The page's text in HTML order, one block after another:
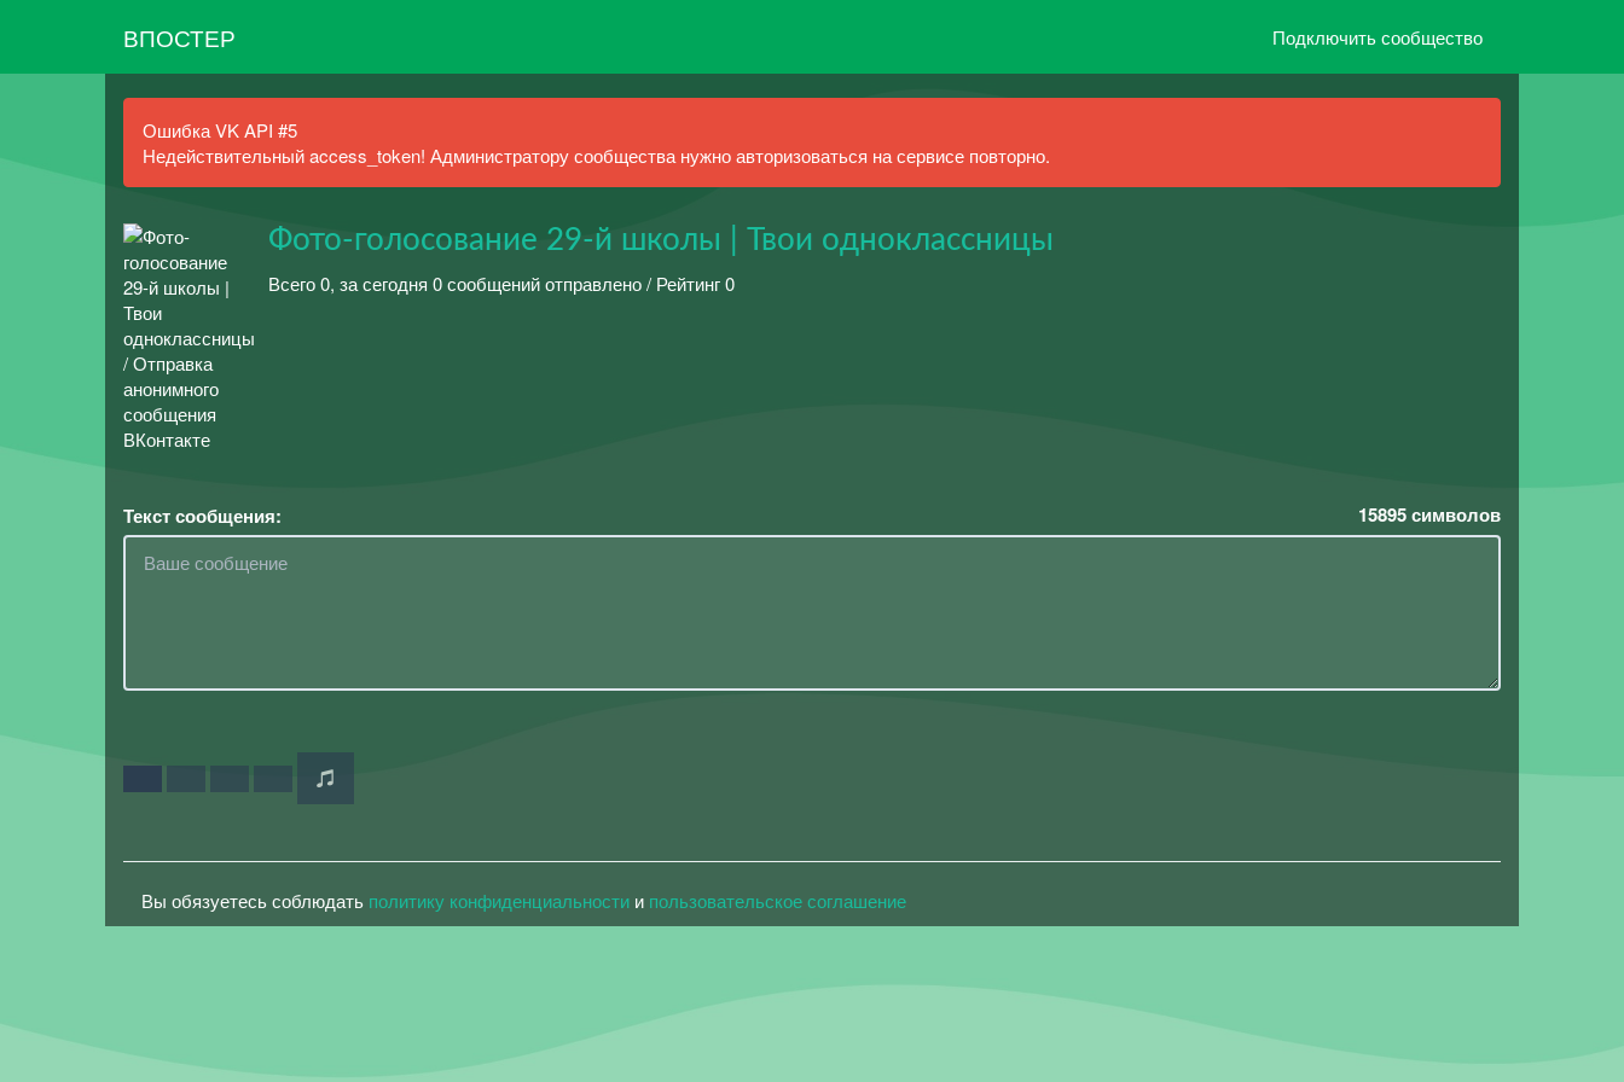
ВПОСТЕР Подключить сообщество
Ошибка VK API #5
Недействительный access_token! Администратору сообщества нужно авторизоваться на сервисе повторно.
Фото-голосование 29-й школы | Твои одноклассницы
Всего 0, за сегодня 0 сообщений отправлено / Рейтинг 0
Текст сообщения: 15895символов
Вы обязуетесь соблюдать политику конфиденциальности и пользовательское соглашение